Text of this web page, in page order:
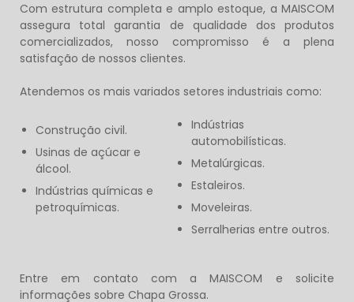
Com estrutura completa e amplo estoque, a MAISCOM
assegura total garantia de qualidade dos produtos
comercializados, nosso compromisso é a plena
satisfação de nossos clientes.
Atendemos os mais variados setores industriais como:
Construção civil.
Usinas de açúcar e
álcool.
Indústrias químicas e
petroquímicas.
Indústrias
automobilísticas.
Metalúrgicas.
Estaleiros.
Moveleiras.
Serralherias entre outros.
Entre em contato com a MAISCOM e solicite
informações sobre Chapa Grossa.